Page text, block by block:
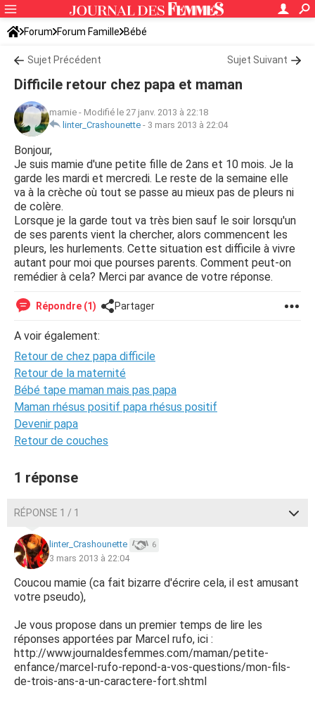
Forum Forum Famille Bébé
Sujet Précédent Sujet Suivant
Difficile retour chez papa et maman
mamie - Modifié le 27 janv. 2013 à 22:18
linter_Crashounette - 3 mars 2013 à 22:04
Bonjour,
Je suis mamie d'une petite fille de 2ans et 10 mois. Je la
garde les mardi et mercredi. Le reste de la semaine elle
va à la crèche où tout se passe au mieux pas de pleurs ni
de colère.
Lorsque je la garde tout va très bien sauf le soir lorsqu'un
de ses parents vient la chercher, alors commencent les
pleurs, les hurlements. Cette situation est difficile à vivre
autant pour moi que pourses parents. Comment peut-on
remédier à cela? Merci par avance de votre réponse.
Répondre (1) Partager
A voir également:
Retour de chez papa difficile
Retour de la maternité
Bébé tape maman mais pas papa
Maman rhésus positif papa rhésus positif
Devenir papa
Retour de couches
1 réponse
RÉPONSE 1 / 1
linter_Crashounette 6
3 mars 2013 à 22:04
Coucou mamie (ca fait bizarre d'écrire cela, il est amusant
votre pseudo),
Je vous propose dans un premier temps de lire les
réponses apportées par Marcel rufo, ici :
http://www.journaldesfemmes.com/maman/petite-
enfance/marcel-rufo-repond-a-vos-questions/mon-fils-
de-trois-ans-a-un-caractere-fort.shtml